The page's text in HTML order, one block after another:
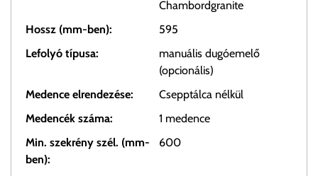
Chambordgranite
Hossz (mm-ben):
595
Lefolyó típusa:
manuális dugóemelő
(opcionális)
Medence elrendezése:
Csepptálca nélkül
Medencék száma:
1 medence
Min. szekrény szél. (mm-
ben):
600